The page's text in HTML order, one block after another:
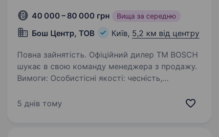
40 000 – 80 000 грн Вища за середню
Бош Центр, ТОВ Київ, 5,2 км від центру
Повна зайнятість. Офіційний дилер ТМ BOSCH
шукає в свою команду менеджера з продажу.
Вимоги: Особистісні якості: чесність,
модельний ряд ТМ BOSCH (можна вивчити
5 днів тому